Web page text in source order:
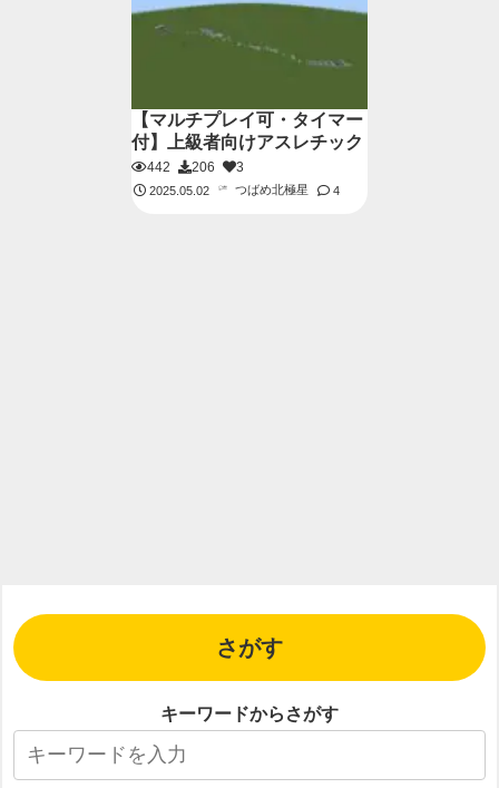
【マルチプレイ可・タイマー
付】上級者向けアスレチック
442 206 3
2025.05.02 つばめ北極星 4
さがす
キーワードからさがす